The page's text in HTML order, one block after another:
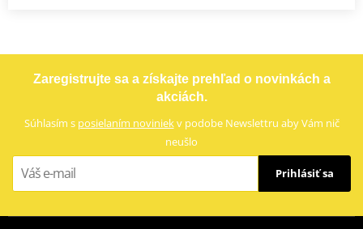
Zaregistrujte sa a získajte prehľad o novinkách a
akciách.
Súhlasím s posielaním noviniekv podobe Newslettru aby Vám nič
neušlo
Prihlásiť sa